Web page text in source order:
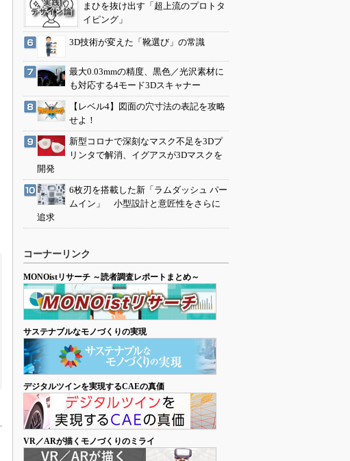
まひを抜け出す「超上流のプロトタ
イピング」
3D技術が変えた「靴選び」の常識
最大0.03mmの精度、黒色／光沢素材に
も対応する4モード3Dスキャナー
【レベル4】図面の穴寸法の表記を攻略
せよ！
新型コロナで深刻なマスク不足を3Dプ
リンタで解消、イグアスが3Dマスクを
開発
6枚刃を搭載した新「ラムダッシュ パー
ムイン」 小型設計と意匠性をさらに
追求
コーナーリンク
MONOistリサーチ ～読者調査レポートまとめ～
サステナブルなモノづくりの実現
デジタルツインを実現するCAEの真価
VR／ARが描くモノづくりのミライ